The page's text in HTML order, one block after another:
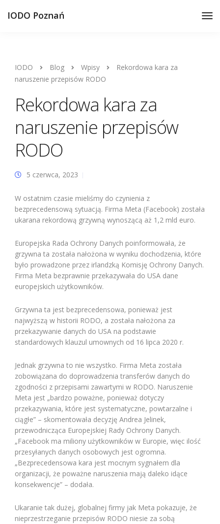
IODO Poznań
IODO Blog Wpisy
Rekordowa kara za
naruszenie przepisów RODO
Rekordowa kara za
naruszenie przepisów
RODO
5 czerwca, 2023
W ostatnim czasie mieliśmy do czynienia z
bezprecedensową sytuacją. Firma Meta (Facebook) została
ukarana rekordową grzywną wynoszącą aż 1,2 mld euro.
Europejska Rada Ochrony Danych poinformowała, że
grzywna ta została nałożona w wyniku dochodzenia, które
było prowadzone przez irlandzką Komisję Ochrony Danych.
Firma Meta bezprawnie przekazywała do USA dane
europejskich użytkowników.
Grzywna ta jest bezprecedensowa, ponieważ jest
najwyższą w historii RODO, a została nałożona za
przekazywanie danych do USA na podstawie
standardowych klauzul umownych od 16 lipca 2020 r.
Jednak grzywna to nie wszystko. Firma Meta została
zobowiązana do doprowadzenia transferów danych do
zgodności z przepisami zawartymi w RODO. Naruszenie
Meta jest „bardzo poważne, ponieważ dotyczy
przekazywania, które jest systematyczne, powtarzalne i
ciągłe” – skomentowała decyzję Andrea Jelinek,
przewodnicząca Europejskiej Rady Ochrony Danych.
„Facebook ma miliony użytkowników w Europie, więc ilość
przesyłanych danych osobowych jest ogromna.
„Bezprecedensowa kara jest mocnym sygnałem dla
organizacji, że poważne naruszenia mają daleko idące
konsekwencje” – dodała.
Ukaranie tak dużej, globalnej firmy jak Meta pokazuje, że
nieprzestrzeganie przepisów RODO niesie za sobą